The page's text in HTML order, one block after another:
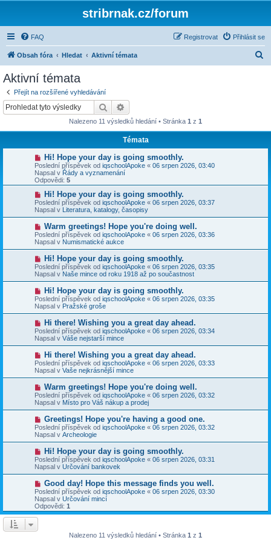
stribrnak.cz/forum
FAQ Přihlásit se
Registrovat
Obsah fóra Hledat Aktivní témata
Aktivní témata
Přejít na rozšířené vyhledávání
Hledat
Nalezeno 11 výsledků hledání • Stránka 1 z 1
Témata
N
o
v
ý
p
s
p
v
e
k
Hi! Hope your day is going smoothly.
Poslední příspěvek od iqschoolApoke « 06 srpen 2026, 03:40
Napsal v Řády a vyznamenání
Odpovědi: 5
N
o
v
ý
p
í
s
p
v
e
k
Hi! Hope your day is going smoothly.
Poslední příspěvek od iqschoolApoke « 06 srpen 2026, 03:37
Napsal v Literatura, katalogy, časopisy
N
o
v
ý
p
í
s
p
v
e
k
Warm greetings! Hope you're doing well.
Poslední příspěvek od iqschoolApoke « 06 srpen 2026, 03:36
Napsal v Numismatické aukce
N
o
v
ý
p
í
s
p
v
e
k
Hi! Hope your day is going smoothly.
Poslední příspěvek od iqschoolApoke « 06 srpen 2026, 03:35
Napsal v Naše mince od roku 1918 až po součastnost
N
o
v
ý
p
í
s
p
v
e
k
Hi! Hope your day is going smoothly.
Poslední příspěvek od iqschoolApoke « 06 srpen 2026, 03:35
Napsal v Pražské groše
N
o
v
ý
p
í
s
p
ě
v
e
k
Hi there! Wishing you a great day ahead.
Poslední příspěvek od iqschoolApoke « 06 srpen 2026, 03:34
Napsal v Váše nejstarší mince
N
o
v
ý
p
í
s
p
ě
v
e
k
Hi there! Wishing you a great day ahead.
Poslední příspěvek od iqschoolApoke « 06 srpen 2026, 03:33
Napsal v Vaše nejkrásnější mince
N
o
v
ý
í
s
p
v
e
k
Warm greetings! Hope you're doing well.
Poslední příspěvek od iqschoolApoke « 06 srpen 2026, 03:32
Napsal v Místo pro Váš nákup a prodej
N
o
v
ý
p
í
s
p
ě
v
e
k
Greetings! Hope you're having a good one.
Poslední příspěvek od iqschoolApoke « 06 srpen 2026, 03:32
Napsal v Archeologie
N
o
v
ý
í
s
p
ě
Hi! Hope your day is going smoothly.
Poslední příspěvek od iqschoolApoke « 06 srpen 2026, 03:31
Napsal v Určování bankovek
N
o
v
ý
p
Good day! Hope this message finds you well.
Poslední příspěvek od iqschoolApoke « 06 srpen 2026, 03:30
Napsal v Určování mincí
Odpovědi: 1
Nalezeno 11 výsledků hledání • Stránka 1 z 1